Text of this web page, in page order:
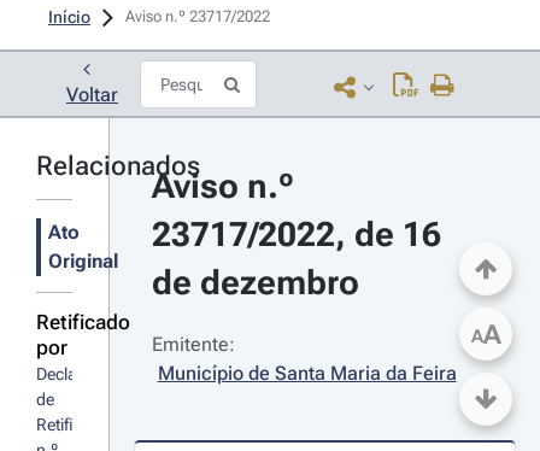
Início Aviso n.º 23717/2022
Voltar
Relacionados
Ato
Original
Retificado
por
Declaração
de
Retificação
Aviso n.º
23717/2022, de 16
de dezembro
Emitente:
Município de Santa Maria da Feira
AA